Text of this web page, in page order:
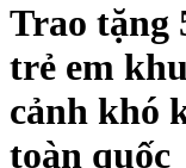
Trao tặng
trẻ em
cảnh khó
toàn quốc